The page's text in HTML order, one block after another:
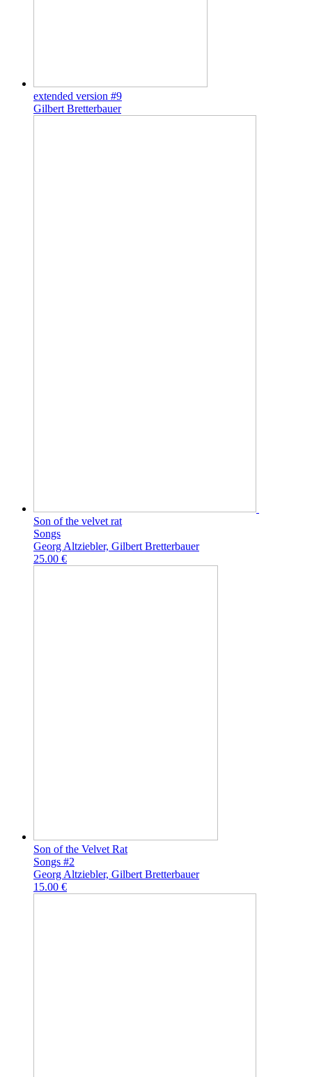
extended version #9
Gilbert Bretterbauer
Son of the velvet rat
Songs
Georg Altziebler, Gilbert Bretterbauer
25.00 €
Son of the Velvet Rat
Songs #2
Georg Altziebler, Gilbert Bretterbauer
15.00 €